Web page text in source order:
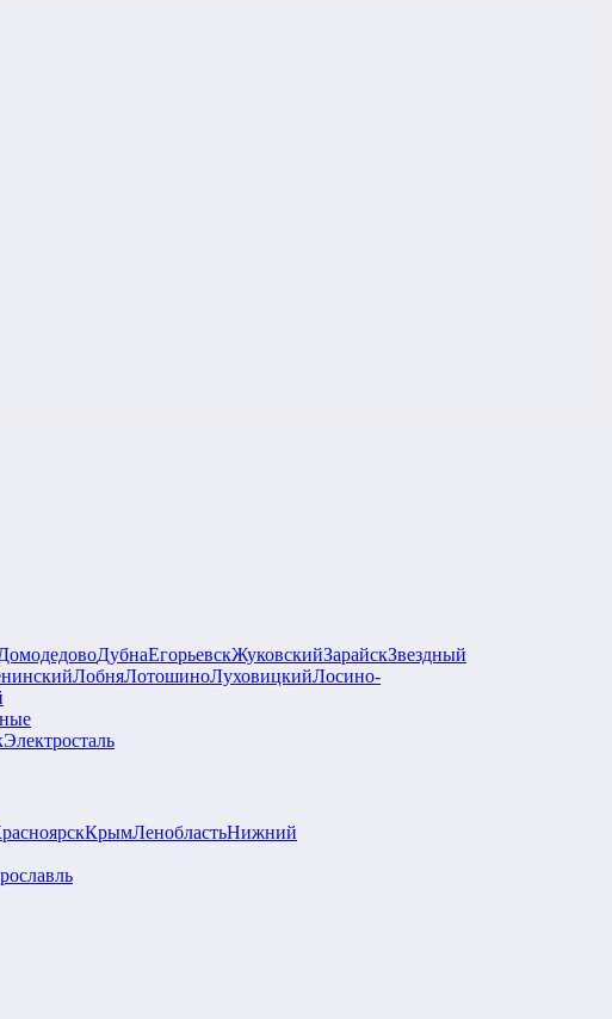
ДубнаЕгорьевскЖуковскийЗарайскЗвездный
ЛобняЛотошиноЛуховицкийЛосино-
Электросталь
КрымЛенобластьНижний